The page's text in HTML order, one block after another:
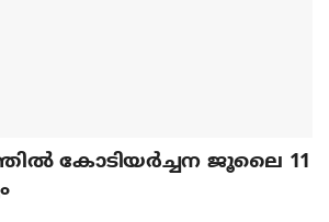
കോടിയര്‍ച്ചന ജൂലൈ 11